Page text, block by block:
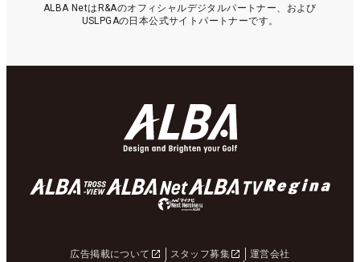
ALBA NetはR&Aのオフィシャルデジタルパートナー、および
USLPGAの日本公式サイトパートナーです。
広告掲載について スタッフ募集
運営会社